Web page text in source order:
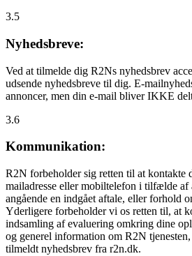
3.5
Nyhedsbreve:
Ved at tilmelde dig R2Ns nyhedsbrev
udsende nyhedsbreve til dig. E-
annoncer, men din e-mail bliver IKKE
3.6
Kommunikation:
R2N forbeholder sig retten til at kontakte
mailadresse eller mobiltelefon i tilfælde
angående en indgået aftale, eller forhold
Yderligere forbeholder vi os retten til, at
indsamling af evaluering omkring dine
og generel information om R2N
tilmeldt nyhedsbrev fra r2n.dk.